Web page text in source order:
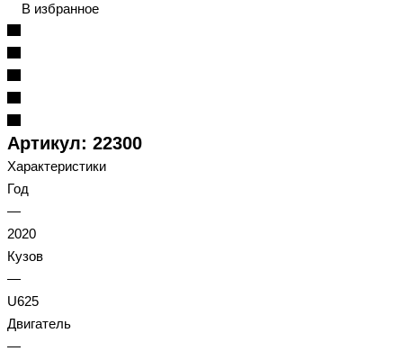
В избранное
Артикул: 22300
Характеристики
Год
—
2020
Кузов
—
U625
Двигатель
—